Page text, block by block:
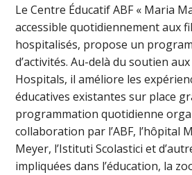
Le Centre Éducatif ABF « Maria
accessible quotidiennement aux
hospitalisés, propose un
d’activités. Au-delà du soutien
Hospitals, il améliore les
éducatives existantes sur place
programmation quotidienne
collaboration par l’ABF, l’hôpital
Meyer, l’Istituti Scolastici et
impliquées dans l’éducation, la